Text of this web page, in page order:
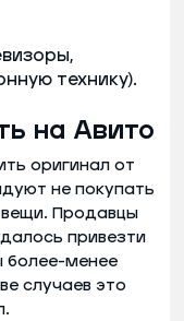
технику).
на Авито
оригинал от
не покупать
Продавцы
привезти
более-менее
случаев это